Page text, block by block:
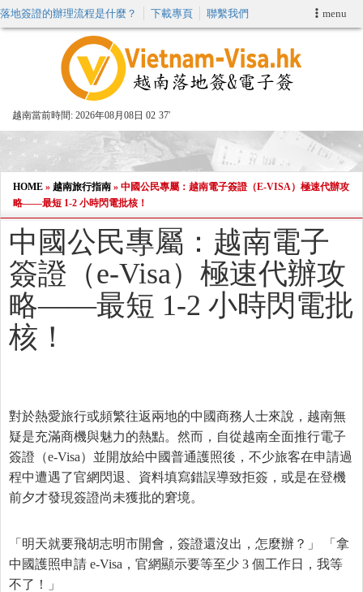
menu
落地簽證的辦理流程是什麼？ 下載專頁 聯繫我們
越南當前時間: 2026年08月08日 02 37'
申請簽證
VIP快速通關服务
加快E-VISA服務
週末緊急電子簽證
查詢簽證狀態
HOME » 越南旅行指南 » 中國公民專屬：越南電子簽證（E-VISA）極速代辦攻
略——最短 1-2 小時閃電批核！
中國公民專屬：越南電子
簽證（e-Visa）極速代辦攻
略——最短 1-2 小時閃電批
核！
對於熱愛旅行或頻繁往返兩地的中國商務人士來說，越南無
疑是充滿商機與魅力的熱點。然而，自從越南全面推行電子
簽證（e-Visa）並開放給中國普通護照後，不少旅客在申請過
程中遭遇了官網閃退、資料填寫錯誤導致拒簽，或是在登機
前夕才發現簽證尚未獲批的窘境。
「明天就要飛胡志明市開會，簽證還沒出，怎麼辦？」 「拿
中國護照申請 e-Visa，官網顯示要等至少 3 個工作日，我等
不了！」